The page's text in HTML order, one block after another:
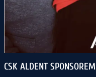
CSK ALDENT